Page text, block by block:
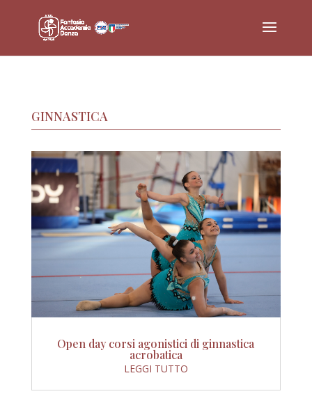
GINNASTICA
Open day corsi agonistici di ginnastica
acrobatica
LEGGI TUTTO